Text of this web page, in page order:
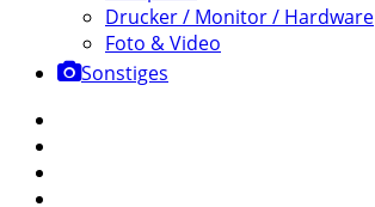
Drucker / Monitor / Hardware
Foto & Video
Sonstiges